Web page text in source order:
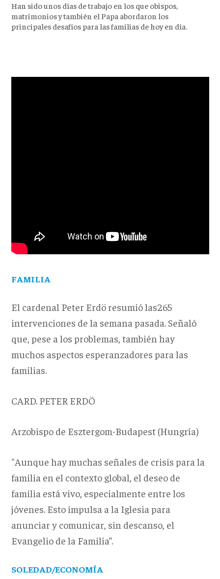
Han sido unos días de trabajo en los que obispos,
matrimonios y también el Papa abordaron los
principales desafíos para las familias de hoy en día.
FAMILIA
El cardenal Peter Erdö resumió las265
intervenciones de la semana pasada. Señaló
que, pese a los problemas, también hay
muchos aspectos esperanzadores para las
familias.
CARD. PETER ERDÖ
Arzobispo de Esztergom-Budapest (Hungría)
"Aunque hay muchas señales de crisis para la
familia en el contexto global, el deseo de
familia está vivo, especialmente entre los
jóvenes. Esto impulsa a la Iglesia para
anunciar y comunicar, sin descanso, el
Evangelio de la Familia”.
SOLEDAD/ECONOMÍA